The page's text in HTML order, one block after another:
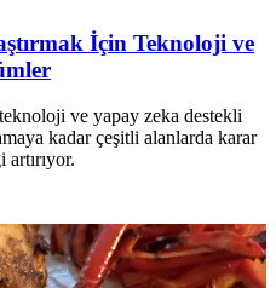
İçin Teknoloji ve
ve yapay zeka destekli
kadar çeşitli alanlarda karar